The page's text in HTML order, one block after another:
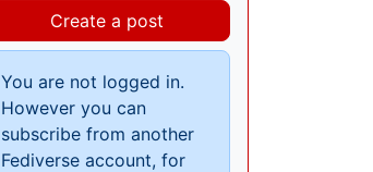
Create a post
You are not logged in.
However you can
subscribe from another
Fediverse account, for